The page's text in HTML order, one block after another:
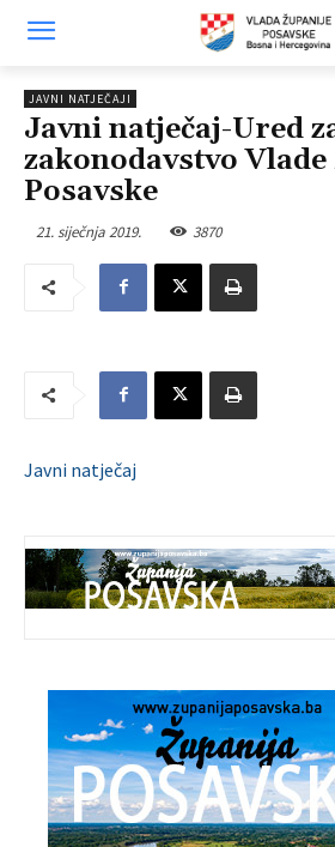
JAVNI NATJEČAJI
Javni natječaj-Ured
zakonodavstvo
Posavske
21. siječnja 2019. 3870
Javni natječaj